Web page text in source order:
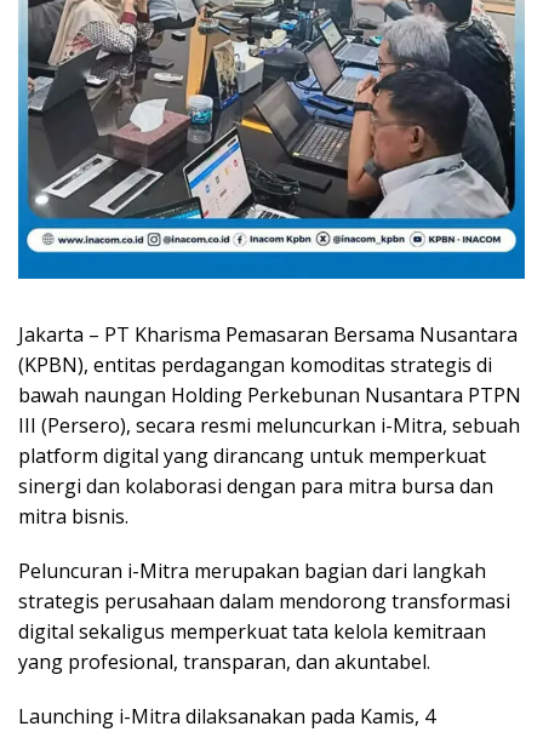
Jakarta – PT Kharisma Pemasaran Bersama Nusantara
(KPBN), entitas perdagangan komoditas strategis di
bawah naungan Holding Perkebunan Nusantara PTPN
III (Persero), secara resmi meluncurkan i-Mitra, sebuah
platform digital yang dirancang untuk memperkuat
sinergi dan kolaborasi dengan para mitra bursa dan
mitra bisnis.
Peluncuran i-Mitra merupakan bagian dari langkah
strategis perusahaan dalam mendorong transformasi
digital sekaligus memperkuat tata kelola kemitraan
yang profesional, transparan, dan akuntabel.
Launching i-Mitra dilaksanakan pada Kamis, 4